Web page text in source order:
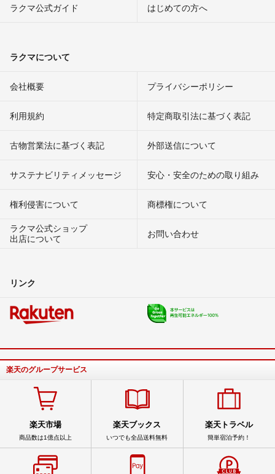
ラクマ公式ガイド はじめての方へ
ラクマについて
会社概要 プライバシーポリシー
利用規約 特定商取引法に基づく表記
古物営業法に基づく表記 外部送信について
サステナビリティメッセージ 安心・安全のための取り組み
権利侵害について
商標権について
ラクマ公式ショップ
出店について
お問い合わせ
リンク
楽天のグループサービス
楽天市場
商品数は1億点以上
楽天ブックス
いつでも全品送料無料
楽天トラベル
簡単宿泊予約！